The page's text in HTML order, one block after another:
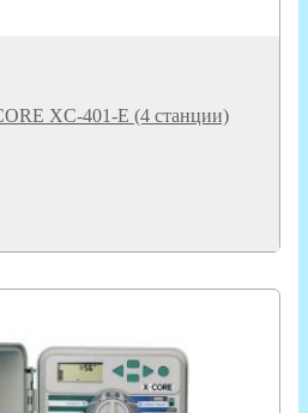
XC-401-E (4 станции)